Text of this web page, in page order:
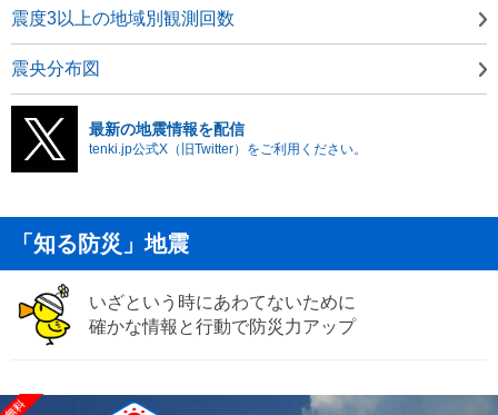
震度3以上の地域別観測回数
震央分布図
最新の地震情報を配信
tenki.jp公式X（旧Twitter）をご利用ください。
「知る防災」地震
いざという時にあわてないために
確かな情報と行動で防災力アップ